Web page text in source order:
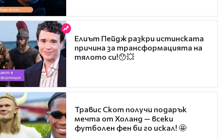
Елиът Пейдж разкри истинската
причина за трансформацията на
тялото си!😯💥
Травис Скот получи подарък
мечта от Холанд — всеки
футболен фен би го искал! 🤩